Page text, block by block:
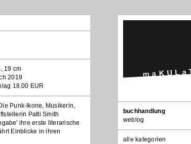
19 cm
2019
18.00 EUR
Punk-Ikone, Musikerin,
Patti Smith
ihre erste literarische
Einblicke in ihren
Navigation
überspringen
buchhandlung
weblog
alle kategorien